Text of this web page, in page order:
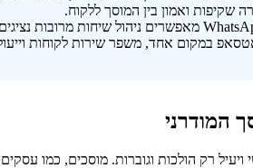
שקיפות ואמון בין המוסך ללקוח.
המודרני
ויעיל רק הולכות וגוברות. מוסכים,